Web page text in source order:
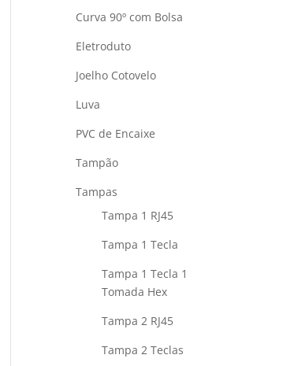
Curva 90º com Bolsa
Eletroduto
Joelho Cotovelo
Luva
PVC de Encaixe
Tampão
Tampas
Tampa 1 RJ45
Tampa 1 Tecla
Tampa 1 Tecla 1
Tomada Hex
Tampa 2 RJ45
Tampa 2 Teclas